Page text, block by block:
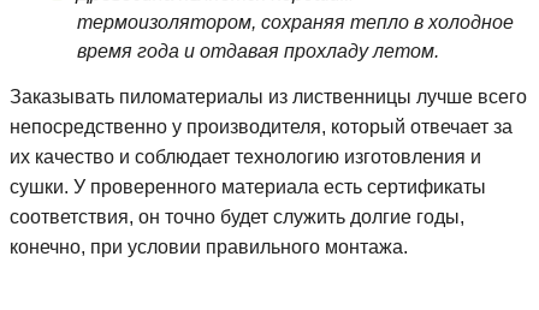
термоизолятором, сохраняя тепло в холодное
время года и отдавая прохладу летом.
Заказывать пиломатериалы из лиственницы лучше всего
непосредственно у производителя, который отвечает за
их качество и соблюдает технологию изготовления и
сушки. У проверенного материала есть сертификаты
соответствия, он точно будет служить долгие годы,
конечно, при условии правильного монтажа.